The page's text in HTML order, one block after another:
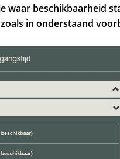
waar beschikbaarheid
in onderstaand